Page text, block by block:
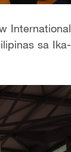
International
sa Ika-